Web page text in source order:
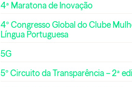
4ª Maratona de Inovação
4º Congresso Global do Clube
Língua Portuguesa
5G
5º Circuito da Transparência – 2ª